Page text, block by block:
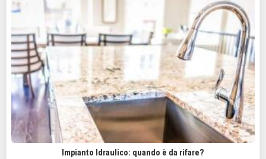
Impianto Idraulico: quando è da rifare?